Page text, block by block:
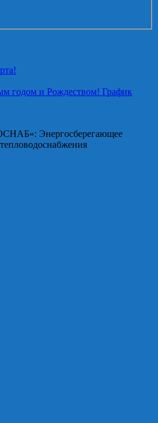
годом и Рождеством! График
Энергосберегающее